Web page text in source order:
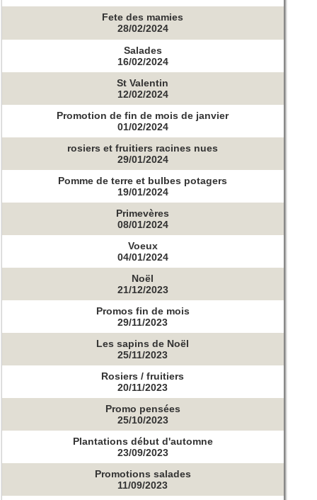
Fete des mamies
28/02/2024
Salades
16/02/2024
St Valentin
12/02/2024
Promotion de fin de mois de janvier
01/02/2024
rosiers et fruitiers racines nues
29/01/2024
Pomme de terre et bulbes potagers
19/01/2024
Primevères
08/01/2024
Voeux
04/01/2024
Noël
21/12/2023
Promos fin de mois
29/11/2023
Les sapins de Noël
25/11/2023
Rosiers / fruitiers
20/11/2023
Promo pensées
25/10/2023
Plantations début d'automne
23/09/2023
Promotions salades
11/09/2023